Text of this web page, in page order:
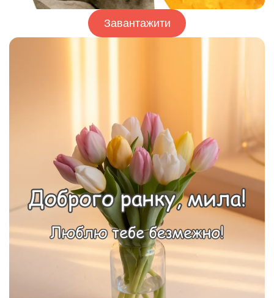
Завантажити